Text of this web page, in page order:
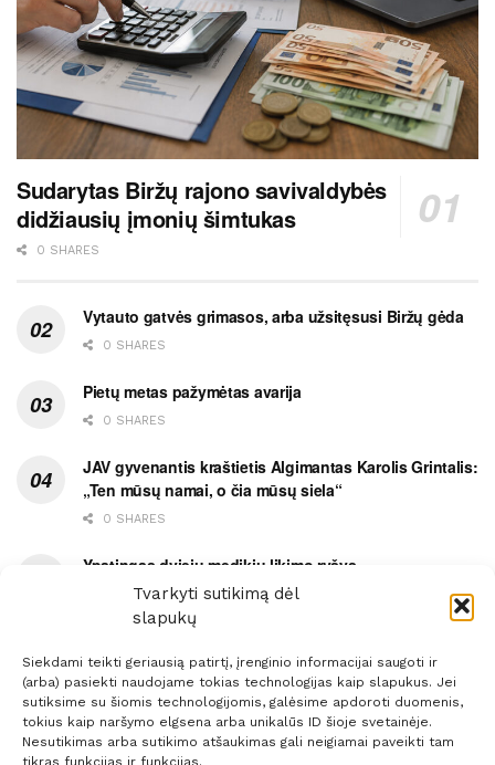
Tvarkyti sutikimą dėl
slapukų
Siekdami teikti geriausią patirtį, įrenginio informacijai saugoti ir
(arba) pasiekti naudojame tokias technologijas kaip slapukus. Jei
sutiksime su šiomis technologijomis, galėsime apdoroti duomenis,
tokius kaip naršymo elgsena arba unikalūs ID šioje svetainėje.
Nesutikimas arba sutikimo atšaukimas gali neigiamai paveikti tam
tikras funkcijas ir funkcijas.
Sudarytas Biržų rajono savivaldybės
didžiausių įmonių šimtukas
0 SHARES
Vytauto gatvės grimasos, arba užsitęsusi Biržų gėda
0 SHARES
Pietų metas pažymėtas avarija
0 SHARES
JAV gyvenantis kraštietis Algimantas Karolis Grintalis:
„Ten mūsų namai, o čia mūsų siela“
0 SHARES
Ypatingas dviejų medikių likimo ryšys
0 SHARES
Prenumerata Reklama Taisyklės Kontaktai